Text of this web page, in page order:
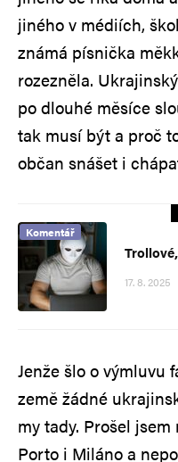
jiného v médiích,
známá písnička
rozezněla.
po dlouhé měsíce
tak musí být a proč
občan snášet i
Komentář
17. 8. 2025
Jenže šlo o výmluvu
země žádné
my tady. Prošel
Porto i Miláno a